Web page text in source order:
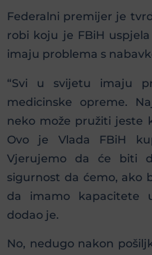
Federalni premijer je
robi koju je FBiH
imaju problema s
“Svi u svijetu imaju
medicinske opreme.
neko može pružiti jeste
Ovo je Vlada FBiH
Vjerujemo da će biti
sigurnost da ćemo, ako
da imamo kapacitete
dodao je.
No, nedugo nakon